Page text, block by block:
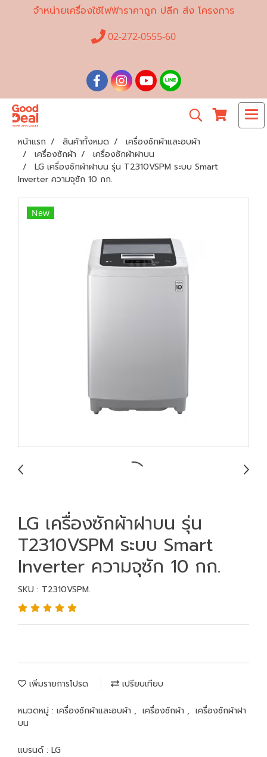
จำหน่ายเครื่องใช้ไฟฟ้าราคาถูก ปลีก ส่ง โครงการ
02-272-0555-60
หน้าแรก สินค้าทั้งหมด
เครื่องซักผ้าและอบผ้า
เครื่องซักผ้า
เครื่องซักผ้าฝาบน
LG เครื่องซักผ้าฝาบน รุ่น T2310VSPM ระบบ Smart
Inverter ความจุซัก 10 กก.
New
LG เครื่องซักผ้าฝาบน รุ่น
T2310VSPM ระบบ Smart
Inverter ความจุซัก 10 กก.
SKU : T2310VSPM.
เพิ่มรายการโปรด เปรียบเทียบ
หมวดหมู่ : เครื่องซักผ้าและอบผ้า , เครื่องซักผ้า , เครื่องซักผ้าฝา
บน
แบรนด์ : LG